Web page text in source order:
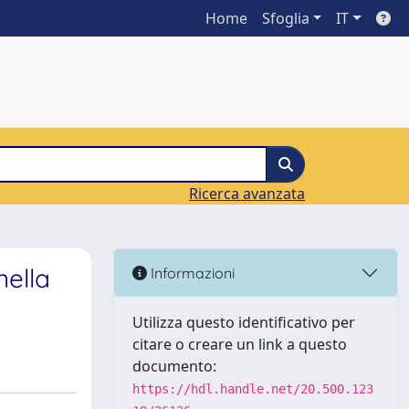
Home Sfoglia IT
Ricerca avanzata
Informazioni
Utilizza questo identificativo per
citare o creare un link a questo
documento:
https://hdl.handle.net/20.500.123